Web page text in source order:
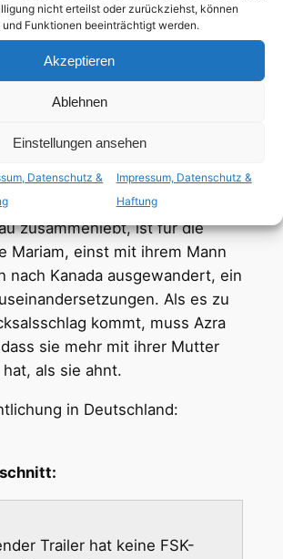
nicht erteilst oder zurückziehst, können
Funktionen beeinträchtigt werden.
Akzeptieren
Ablehnen
Einstellungen ansehen
Datenschutz &
Impressum, Datenschutz &
Haftung
französisch ,mit dt. Untertiteln
keine Kennzeichnung
lesbische Hauptrolle
kommt es zwischen Azra und
Streit. Dass ihre Tochter etwa
zusammenlebt, ist für die
Mariam, einst mit ihrem Mann
nach Kanada ausgewandert, ein
Als es zu
kommt, muss Azra
sie mehr mit ihrer Mutter
als sie ahnt.
in Deutschland:
Trailer hat keine FSK-